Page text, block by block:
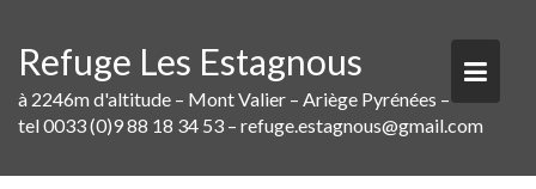
content
Refuge Les Estagnous
à 2246m d'altitude – Mont Valier – Ariège Pyrénées –
tel 0033 (0)9 88 18 34 53 – refuge.estagnous@gmail.com